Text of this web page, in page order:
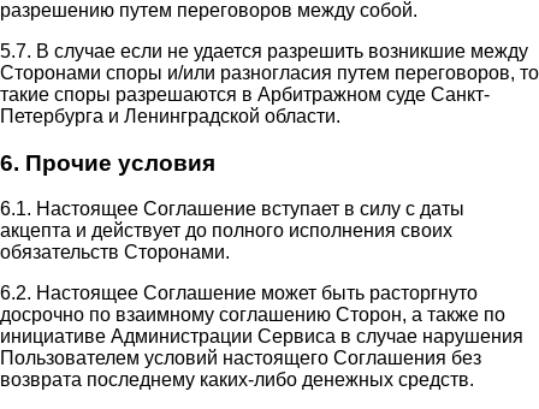
разрешению путем переговоров между собой.
5.7. В случае если не удается разрешить возникшие между
Сторонами споры и/или разногласия путем переговоров, то
такие споры разрешаются в Арбитражном суде Санкт-
Петербурга и Ленинградской области.
6. Прочие условия
6.1. Настоящее Соглашение вступает в силу с даты
акцепта и действует до полного исполнения своих
обязательств Сторонами.
6.2. Настоящее Соглашение может быть расторгнуто
досрочно по взаимному соглашению Сторон, а также по
инициативе Администрации Сервиса в случае нарушения
Пользователем условий настоящего Соглашения без
возврата последнему каких-либо денежных средств.